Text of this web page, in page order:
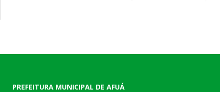
PREFEITURA MUNICIPAL DE AFUÁ